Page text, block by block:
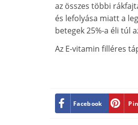
az összes többi
és lefolyása miatt a
betegek 25%-a éli túl
Az E-vitamin filléres
Facebook